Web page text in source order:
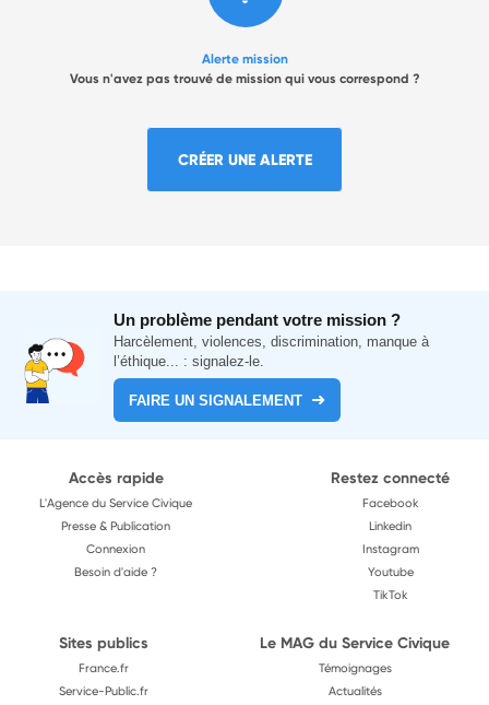
Alerte mission
Vous n'avez pas trouvé de mission qui vous correspond ?
CRÉER UNE ALERTE
Un problème pendant votre mission ?
Harcèlement, violences, discrimination, manque à
l’éthique... : signalez-le.
FAIRE UN SIGNALEMENT
Accès rapide
L'Agence du Service Civique
Presse & Publication
Connexion
Besoin d'aide ?
Restez connecté
Facebook
Linkedin
Instagram
Youtube
TikTok
Sites publics
France.fr
Service-Public.fr
Le MAG du Service Civique
Témoignages
Actualités